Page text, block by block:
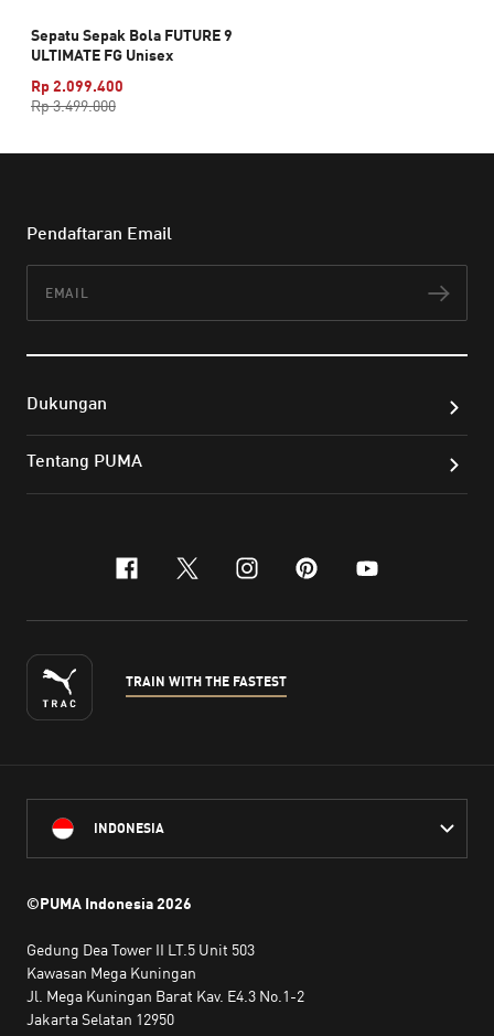
Sepatu Sepak Bola FUTURE 9
ULTIMATE FG Unisex
Rp 2.099.400
Rp 3.499.000
Pendaftaran Email
Dukungan
Tentang PUMA
facebook
x-twitter
instagram
pinterest
youtube
TRAIN WITH THE FASTEST
INDONESIA
©PUMA Indonesia2026
Gedung Dea Tower II LT.5 Unit 503
Kawasan Mega Kuningan
Jl. Mega Kuningan Barat Kav. E4.3 No.1-2
Jakarta Selatan 12950